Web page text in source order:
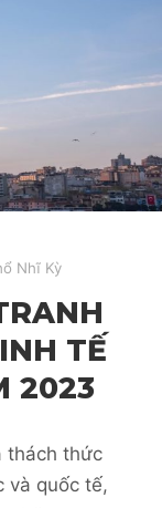
Nhĩ Kỳ
TẾ
2023
thách thức
và quốc tế,